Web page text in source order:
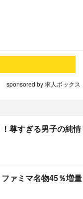
sponsored by 求人ボックス
尊すぎる男子の純情
ァミマ名物45％増量